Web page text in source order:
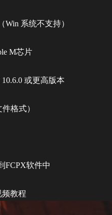
Win 系统不支持）
M芯片
或更高版本
格式）
FCPX软件中
教程